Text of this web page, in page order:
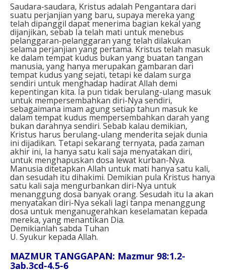
Saudara-saudara, Kristus adalah Pengantara dari
suatu perjanjian yang baru, supaya mereka yang
telah dipanggil dapat menerima bagian kekal yang
dijanjikan, sebab Ia telah mati untuk menebus
pelanggaran-pelanggaran yang telah dilakukan
selama perjanjian yang pertama. Kristus telah masuk
ke dalam tempat kudus bukan yang buatan tangan
manusia, yang hanya merupakan gambaran dari
tempat kudus yang sejati, tetapi ke dalam surga
sendiri untuk menghadap hadirat Allah demi
kepentingan kita. Ia pun tidak berulang-ulang masuk
untuk mempersembahkan diri-Nya sendiri,
sebagaimana imam agung setiap tahun masuk ke
dalam tempat kudus mempersembahkan darah yang
bukan darahnya sendiri. Sebab kalau demikian,
Kristus harus berulang-ulang menderita sejak dunia
ini dijadikan. Tetapi sekarang ternyata, pada zaman
akhir ini, Ia hanya satu kali saja menyatakan diri,
untuk menghapuskan dosa lewat kurban-Nya.
Manusia ditetapkan Allah untuk mati hanya satu kali,
dan sesudah itu dihakimi. Demikian pula Kristus hanya
satu kali saja mengurbankan diri-Nya untuk
menanggung dosa banyak orang. Sesudah itu Ia akan
menyatakan diri-Nya sekali lagi tanpa menanggung
dosa untuk menganugerahkan keselamatan kepada
mereka, yang menantikan Dia.
Demikianlah sabda Tuhan
U. Syukur kepada Allah.
MAZMUR TANGGAPAN: Mazmur 98:1.2-
3ab.3cd-4.5-6